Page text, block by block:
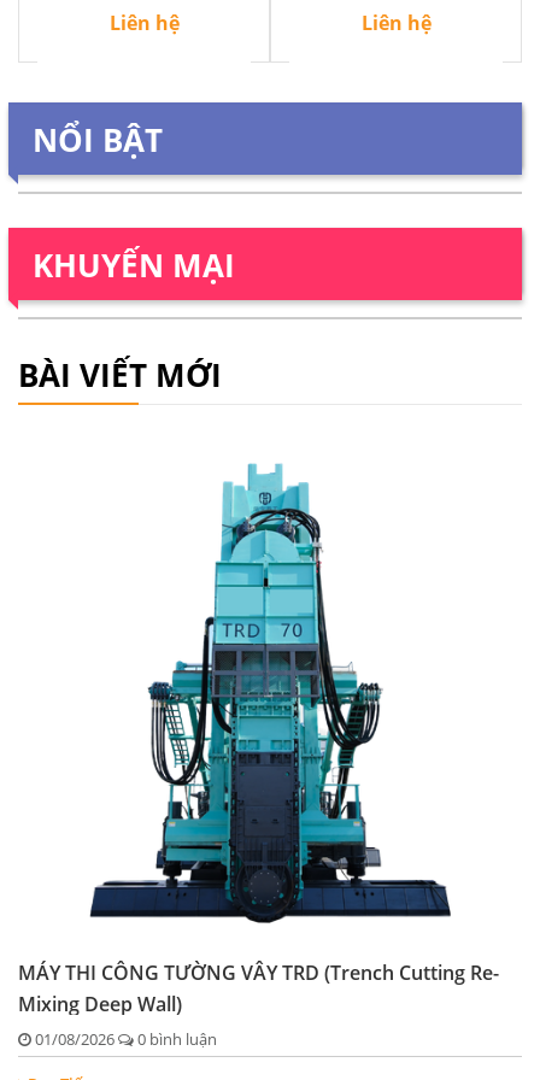
Liên hệ Liên hệ
NỔI BẬT
KHUYẾN MẠI
BÀI VIẾT MỚI
MÁY THI CÔNG TƯỜNG VÂY TRD (Trench Cutting Re-
Mixing Deep Wall)
01/08/2026 0 bình luận